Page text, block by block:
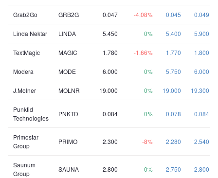
Grab2Go GRB2G 0.047 -4.08% 0.045 0.049
Linda Nektar LINDA 5.450 0% 5.400 5.900
TextMagic MAGIC 1.780 -1.66% 1.770 1.800
Modera MODE 6.000 0% 5.750 6.000
J.Molner MOLNR 19.000 0% 19.000 19.300
Punktid
Technologies
PNKTD 0.084 0% 0.078 0.084
Primostar
Group
PRIMO 2.300 -8% 2.280 2.540
Saunum
Group
SAUNA 2.800 0% 2.750 2.800